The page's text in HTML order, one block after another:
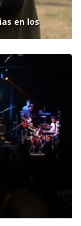
en los